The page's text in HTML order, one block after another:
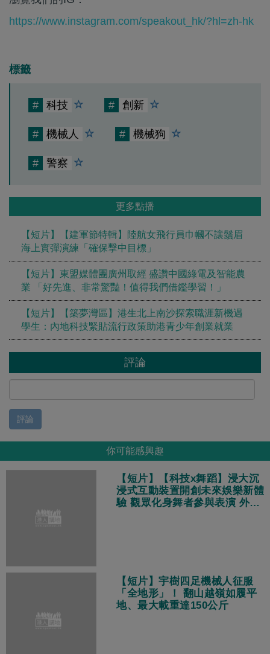
https://www.instagram.com/speakout_hk/?hl=zh-hk
標籤
# 科技 # 創新
# 機械人 # 機械狗
# 警察
更多點播
【短片】【建軍節特輯】陸航女飛行員巾幗不讓鬚眉
海上實彈演練「確保擊中目標」
【短片】東盟媒體團廣州取經 盛讚中國綠電及智能農
業 「好先進、非常驚豔！值得我們借鑑學習！」
【短片】【築夢灣區】港生北上南沙探索職涯新機遇
學生：內地科技緊貼流行政策助港青少年創業就業
評論
評論
你可能感興趣
【短片】【科技x舞蹈】浸大沉
浸式互動裝置開創未來娛樂新體
驗 觀眾化身舞者參與表演 外國
【短片】宇樹四足機械人征服
「全地形」！ 翻山越嶺如履平
地、最大載重達150公斤